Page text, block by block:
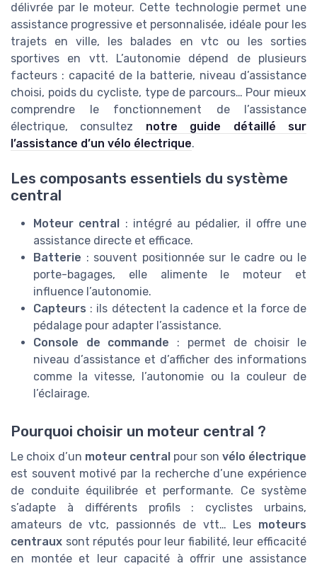
délivrée par le moteur. Cette technologie permet une
assistance progressive et personnalisée, idéale pour les
trajets en ville, les balades en vtc ou les sorties
sportives en vtt. L’autonomie dépend de plusieurs
facteurs : capacité de la batterie, niveau d’assistance
choisi, poids du cycliste, type de parcours… Pour mieux
comprendre le fonctionnement de l’assistance
électrique, consultez notre guide détaillé sur
l’assistance d’un vélo électrique.
Les composants essentiels du système
central
Moteur central : intégré au pédalier, il offre une
assistance directe et efficace.
Batterie : souvent positionnée sur le cadre ou le
porte-bagages, elle alimente le moteur et
influence l’autonomie.
Capteurs : ils détectent la cadence et la force de
pédalage pour adapter l’assistance.
Console de commande : permet de choisir le
niveau d’assistance et d’afficher des informations
comme la vitesse, l’autonomie ou la couleur de
l’éclairage.
Pourquoi choisir un moteur central ?
Le choix d’un moteur central pour son vélo électrique
est souvent motivé par la recherche d’une expérience
de conduite équilibrée et performante. Ce système
s’adapte à différents profils : cyclistes urbains,
amateurs de vtc, passionnés de vtt… Les moteurs
centraux sont réputés pour leur fiabilité, leur efficacité
en montée et leur capacité à offrir une assistance